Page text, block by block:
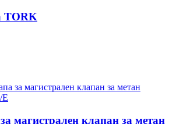
TORK
магистрален клапан за метан